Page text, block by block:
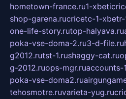
hometown-france.ru1-
shop-garena.rucricetc-1-
one-life-story.rutop-halyava.ru
poka-vse-doma-2.ru3-d-file.ru
g2012.rutst-1.rushaggy-cat.ru
g-2012.ruops-mgr.ruaccounts-
poka-vse-doma2.ru
tehosmotre.ruvarieta-yug.ru